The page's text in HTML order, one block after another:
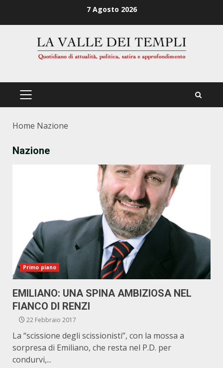
7 Agosto 2026
PRIMÄRES
Home Nazione
Nazione
Primo piano
EMILIANO: UNA SPINA AMBIZIOSA NEL
FIANCO DI RENZI
22 Febbraio 2017
La “scissione degli scissionisti”, con la mossa a
sorpresa di Emiliano, che resta nel P.D. per
condurvi,...